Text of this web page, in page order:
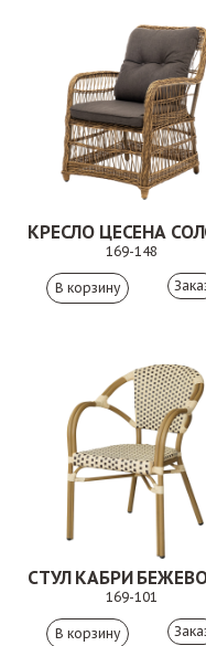
169-148
169-101